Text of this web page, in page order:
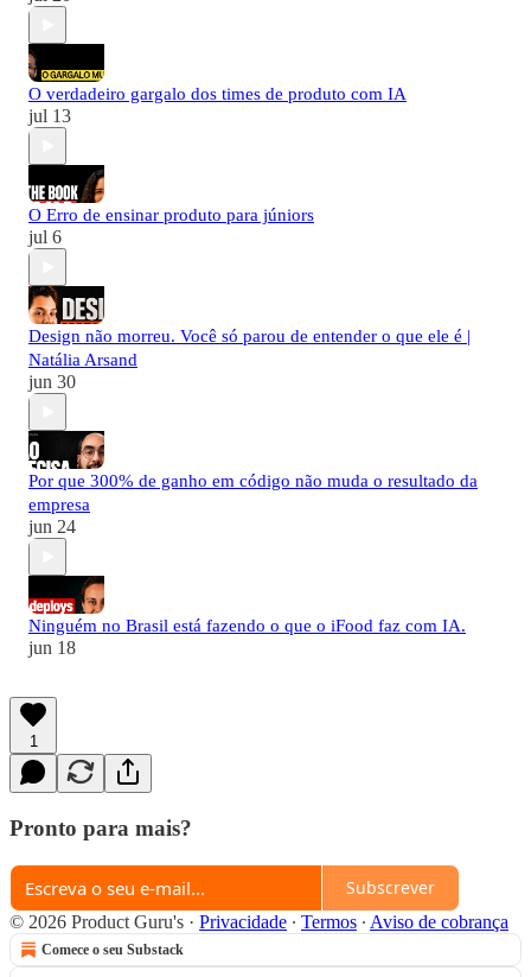
O verdadeiro gargalo dos times de produto com IA
jul 13
O Erro de ensinar produto para júniors
jul 6
Design não morreu. Você só parou de entender o que ele é |
Natália Arsand
jun 30
Por que 300% de ganho em código não muda o resultado da
empresa
jun 24
Ninguém no Brasil está fazendo o que o iFood faz com IA.
jun 18
1
Pronto para mais?
Subscrever
© 2026 Product Guru's · Privacidade ∙ Termos ∙ Aviso de cobrança
Comece o seu Substack